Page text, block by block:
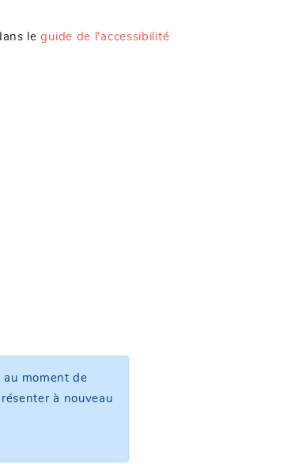
leguide de l'accessibilité
au moment de
à nouveau